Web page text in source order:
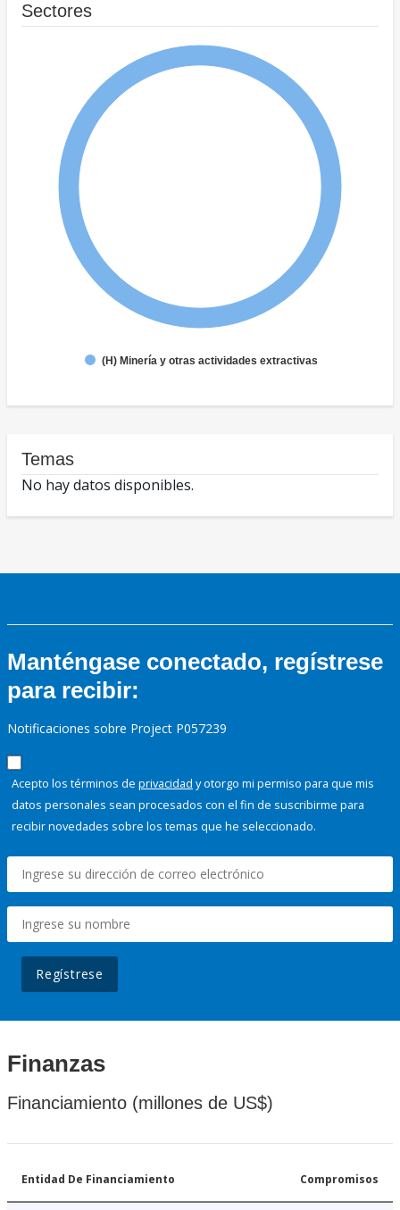
Sectores
(H) Minería y otras actividades extractivas
Temas
No hay datos disponibles.
Manténgase conectado, regístrese
para recibir:
Notificaciones sobre Project P057239
Acepto los términos de privacidad y otorgo mi permiso para que mis
datos personales sean procesados con el fin de suscribirme para
recibir novedades sobre los temas que he seleccionado.
Regístrese
Finanzas
Financiamiento (millones de US$)
Entidad De Financiamiento Compromisos